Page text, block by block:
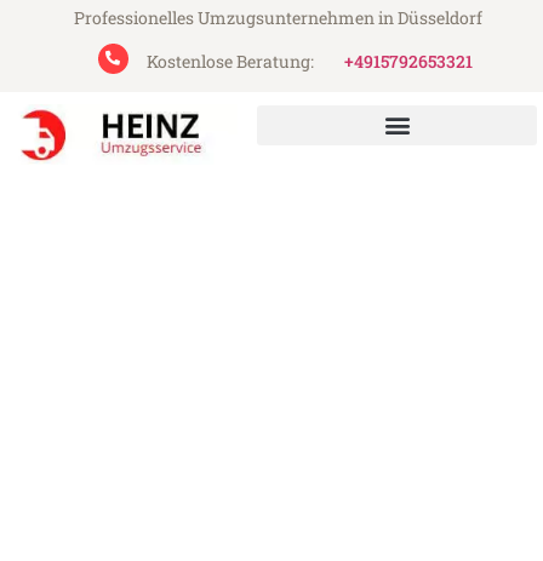
Professionelles Umzugsunternehmen in Düsseldorf
Kostenlose Beratung:
+4915792653321